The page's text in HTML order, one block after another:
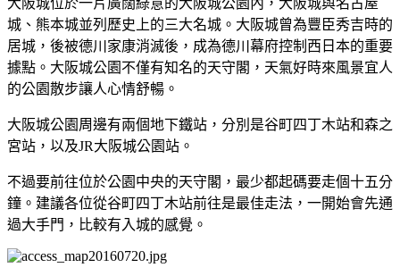
城、熊本城並列歷史上的三大名城。大阪城曾為豐臣秀吉時的
居城，後被德川家康消滅後，成為德川幕府控制西日本的重要
據點。大阪城公園不僅有知名的天守閣，天氣好時來風景宜人
的公園散步讓人心情舒暢。
大阪城公園周邊有兩個地下鐵站，分別是谷町四丁木站和森之
宮站，以及JR大阪城公園站。
不過要前往位於公園中央的天守閣，最少都起碼要走個十五分
鐘。建議各位從谷町四丁木站前往是最佳走法， 一開始會先通
過大手門，比較有入城的感覺。